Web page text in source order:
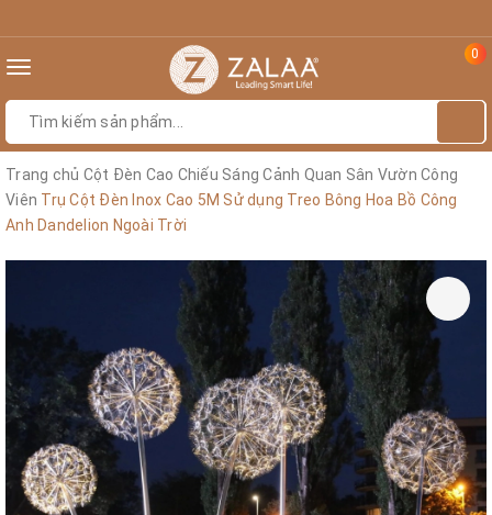
Toggle
0
Trang chủ Cột Đèn Cao Chiếu Sáng Cảnh Quan Sân Vườn Công
Viên Trụ Cột Đèn Inox Cao 5M Sử dụng Treo Bông Hoa Bồ Công
Anh Dandelion Ngoài Trời